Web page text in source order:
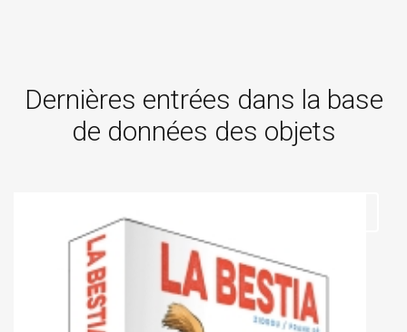
Dernières entrées dans la base
de données des objets